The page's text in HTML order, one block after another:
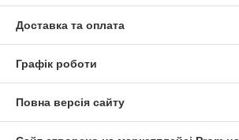
Доставка та оплата
Графік роботи
Повна версія сайту